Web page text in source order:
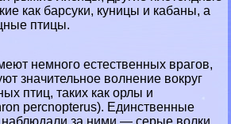
как барсуки, кyницы и кабаны, а
птицы.
немного естественных врагов,
значительное волнение вокруг
птиц, таких как орлы и
percnopterus). Единственные
за ними — серые волки